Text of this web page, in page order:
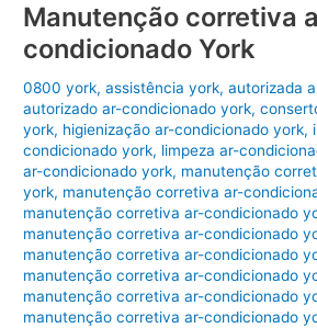
Manutenção corretiva
condicionado York
0800 york,assistência york,autorizada
autorizado ar-condicionado york,
york, higienização ar-condicionado york,
condicionado york, limpeza ar-
ar-condicionado york, manutenção
york, manutenção corretiva ar-
manutenção corretiva ar-condicionado
manutenção corretiva ar-condicionado
manutenção corretiva ar-condicionado
manutenção corretiva ar-condicionado
manutenção corretiva ar-condicionado
manutenção corretiva ar-condicionado